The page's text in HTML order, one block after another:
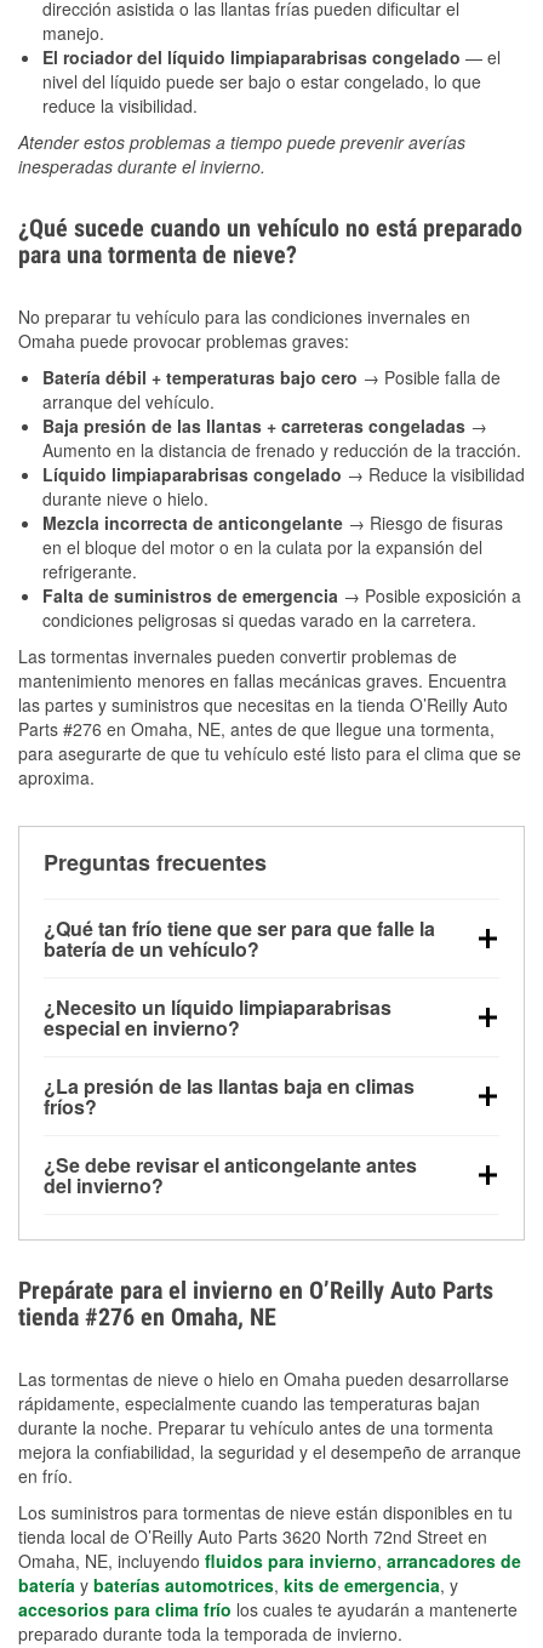
dirección asistida o las llantas frías pueden dificultar el
manejo.
El rociador del líquido limpiaparabrisas congelado — el
nivel del líquido puede ser bajo o estar congelado, lo que
reduce la visibilidad.
Atender estos problemas a tiempo puede prevenir averías
inesperadas durante el invierno.
¿Qué sucede cuando un vehículo no está preparado
para una tormenta de nieve?
No preparar tu vehículo para las condiciones invernales en
Omaha puede provocar problemas graves:
Batería débil + temperaturas bajo cero → Posible falla de
arranque del vehículo.
Baja presión de las llantas + carreteras congeladas →
Aumento en la distancia de frenado y reducción de la tracción.
Líquido limpiaparabrisas congelado → Reduce la visibilidad
durante nieve o hielo.
Mezcla incorrecta de anticongelante → Riesgo de fisuras
en el bloque del motor o en la culata por la expansión del
refrigerante.
Falta de suministros de emergencia → Posible exposición a
condiciones peligrosas si quedas varado en la carretera.
Las tormentas invernales pueden convertir problemas de
mantenimiento menores en fallas mecánicas graves. Encuentra
las partes y suministros que necesitas en la tienda O’Reilly Auto
Parts #276 en Omaha, NE, antes de que llegue una tormenta,
para asegurarte de que tu vehículo esté listo para el clima que se
aproxima.
Preguntas frecuentes
¿Qué tan frío tiene que ser para que falle la
batería de un vehículo?
debajo de los 32 °F y puede perder hasta la mitad de
su potencia de arranque cerca de los 0 °F, lo que
arranque.
¿Necesito un líquido limpiaparabrisas
especial en invierno?
la congelación y ayuda a disolver la sal y la nieve
derretida en la carretera para mejorar la visibilidad.
¿La presión de las llantas baja en climas
fríos?
alrededor de 1 PSI por cada 10 °F que baja la
temperatura. Puedes obtener más información sobre
¿Se debe revisar el anticongelante antes
del invierno?
el sobrecalentamiento en condiciones de frío
extremo. Aprende cómo comprobar la protección
anticongelante en nuestra sección How-To.
Prepárate para el invierno en O’Reilly Auto Parts
tienda #276 en Omaha, NE
Las tormentas de nieve o hielo en Omaha pueden desarrollarse
rápidamente, especialmente cuando las temperaturas bajan
durante la noche. Preparar tu vehículo antes de una tormenta
mejora la confiabilidad, la seguridad y el desempeño de arranque
en frío.
Los suministros para tormentas de nieve están disponibles en tu
tienda local de O’Reilly Auto Parts 3620 North 72nd Street en
Omaha, NE, incluyendo fluidos para invierno, arrancadores de
batería y baterías automotrices, kits de emergencia, y
accesorios para clima frío los cuales te ayudarán a mantenerte
preparado durante toda la temporada de invierno.